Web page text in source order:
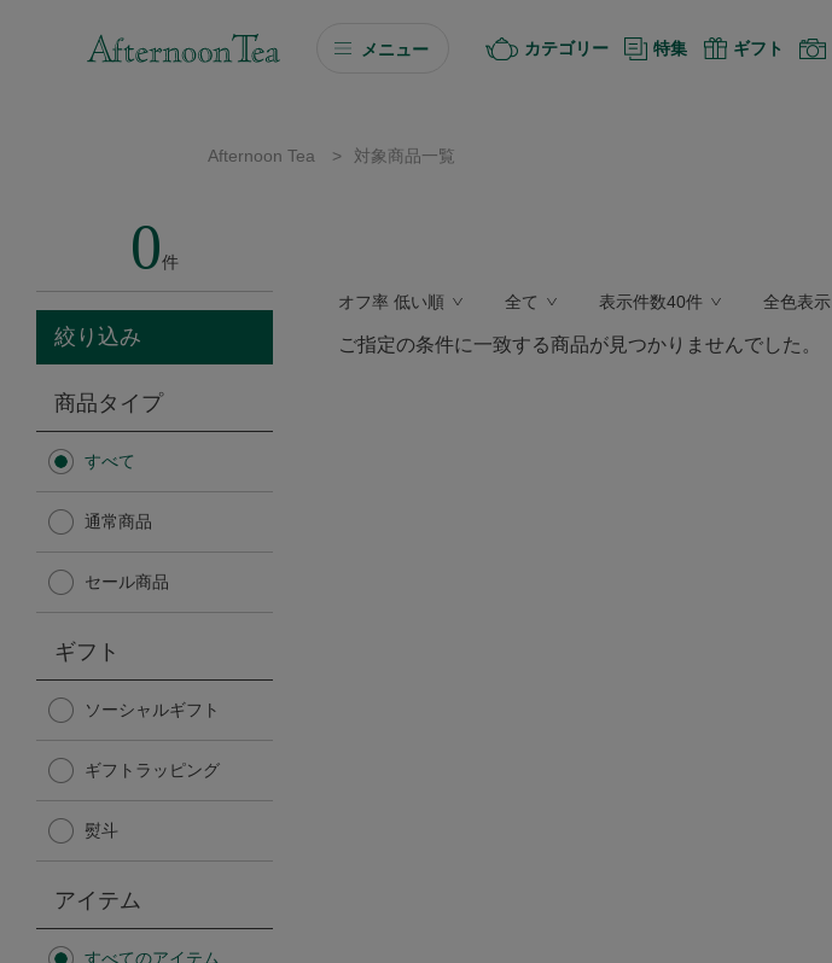
メニュー
ソーシャルギフト
カタログギフト
Afternoon Tea TEAROOM
Afternoon Tea TEAROOM
日傘
保冷バッグ
カテゴリー 特集 ギフト
Afternoon Tea > 対象商品一覧
0件
絞り込み
商品タイプ
すべて
通常商品
セール商品
ギフト
ソーシャルギフト
ギフトラッピング
熨斗
アイテム
すべてのアイテム
オフ率 低い順 全て 表示件数40件 全色表示
ご指定の条件に一致する商品が見つかりませんでした。